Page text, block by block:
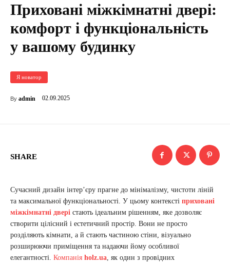
Приховані міжкімнатні двері:
комфорт і функціональність
у вашому будинку
Я новатор
By admin 02.09.2025
SHARE
Сучасний дизайн інтер’єру прагне до мінімалізму, чистоти ліній
та максимальної функціональності. У цьому контексті приховані
міжкімнатні двері стають ідеальним рішенням, яке дозволяє
створити цілісний і естетичний простір. Вони не просто
розділяють кімнати, а й стають частиною стіни, візуально
розширюючи приміщення та надаючи йому особливої
елегантності. Компанія holz.ua , як один з провідних